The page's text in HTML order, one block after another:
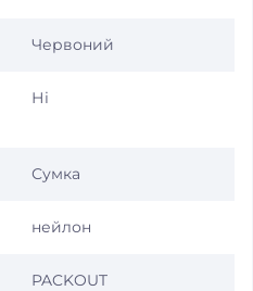
Червоний
Ні
Сумка
нейлон
PACKOUT